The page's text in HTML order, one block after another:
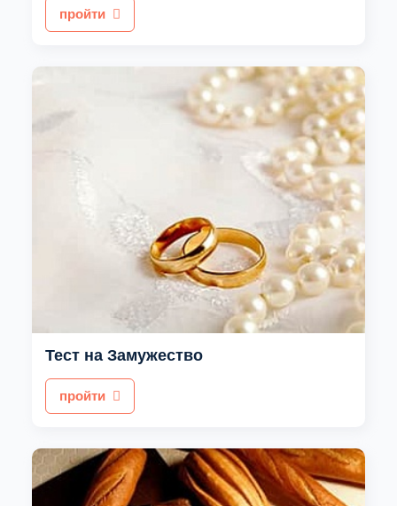
пройти
Тест на Замужество
пройти